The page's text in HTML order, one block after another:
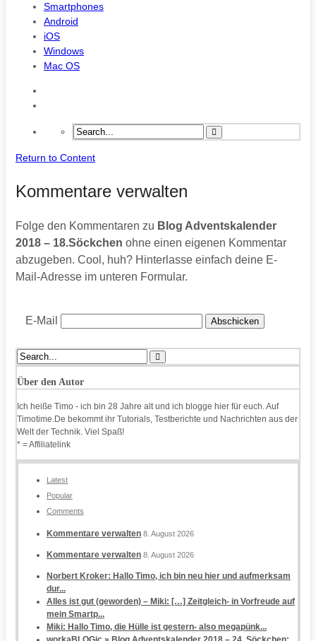
Smartphones
Android
iOS
Windows
Mac OS
Return to Content
Kommentare verwalten
Folge den Kommentaren zu Blog Adventskalender
2018 – 18.Söckchen ohne einen eigenen Kommentar
abzugeben. Cool, huh? Hinterlasse einfach deine E-
Mail-Adresse im unteren Formular.
E-Mail
Über den Autor
Ich heiße Timo - ich bin 28 Jahre alt und ich blogge hier für euch. Auf
Timotime.De bekommt ihr Tutorials, Testberichte und Nachrichten aus der
Welt der Technik. Viel Spaß!
* = Affiliatelink
Latest
Popular
Comments
Kommentare verwalten 8. August 2026
Kommentare verwalten 8. August 2026
Norbert Kroker: Hallo Timo, ich bin neu hier und aufmerksam
dur...
Alles ist gut (geworden) – Miki: […] Zeitgleich- in Vorfreude auf
mein Smartp...
Miki: Hallo Timo, die Hülle ist gestern- also megapünk...